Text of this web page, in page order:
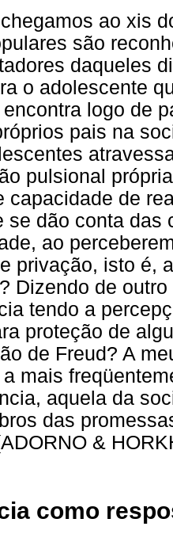
ao xis
são
daqueles
o adolescente
logo de
pais na
pulsional
capacidade de
se dão conta das
ao
privação, isto é,
Dizendo de
tendo a
proteção de
de Freud? A
mais
aquela da
das
&
como